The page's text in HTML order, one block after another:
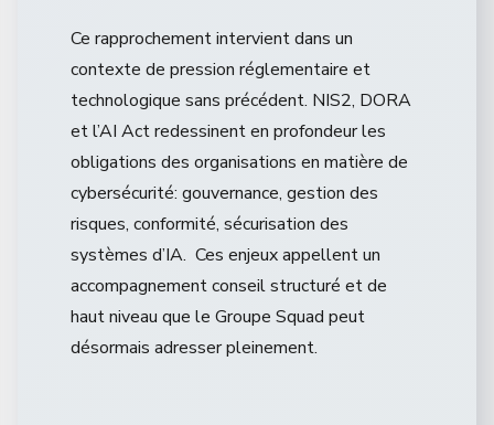
Ce rapprochement intervient dans un
contexte de pression réglementaire et
technologique sans précédent. NIS2, DORA
et l’AI Act redessinent en profondeur les
obligations des organisations en matière de
cybersécurité: gouvernance, gestion des
risques, conformité, sécurisation des
systèmes d’IA. Ces enjeux appellent un
accompagnement conseil structuré et de
haut niveau que le Groupe Squad peut
désormais adresser pleinement.